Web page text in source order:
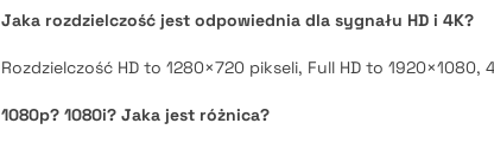
Jaka rozdzielczość jest odpowiednia dla sygnału HD i 4K?
Rozdzielczość HD to 1280×720 pikseli, Full HD to
1080p? 1080i? Jaka jest różnica?